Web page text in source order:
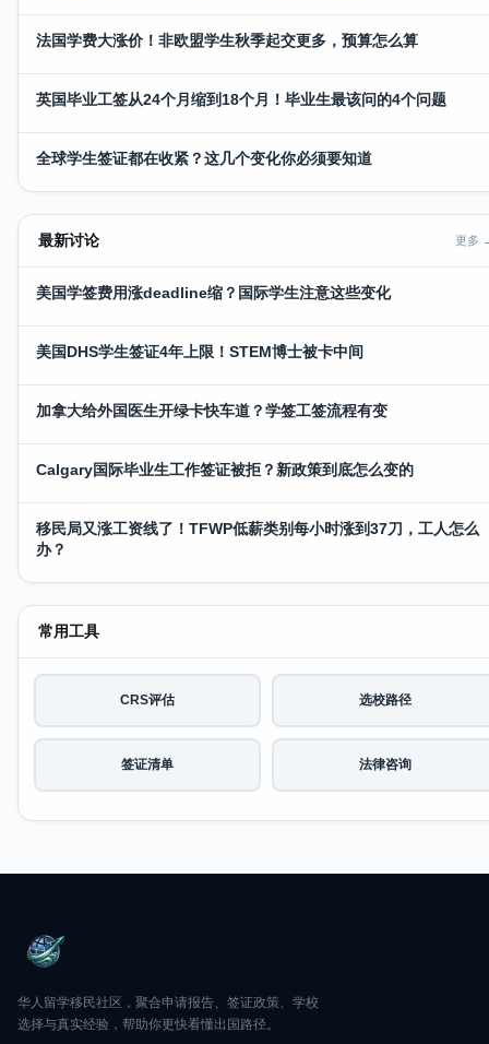
法国学费大涨价！非欧盟学生秋季起交更多，预算怎么算
英国毕业工签从24个月缩到18个月！毕业生最该问的4个问题
全球学生签证都在收紧？这几个变化你必须要知道
最新讨论 更多
美国学签费用涨deadline缩？国际学生注意这些变化
美国DHS学生签证4年上限！STEM博士被卡中间
加拿大给外国医生开绿卡快车道？学签工签流程有变
Calgary国际毕业生工作签证被拒？新政策到底怎么变的
移民局又涨工资线了！TFWP低薪类别每小时涨到37刀，工人怎么
办？
常用工具
CRS评估 选校路径
签证清单 法律咨询
华人留学移民社区，聚合申请报告、签证政策、学校
选择与真实经验，帮助你更快看懂出国路径。